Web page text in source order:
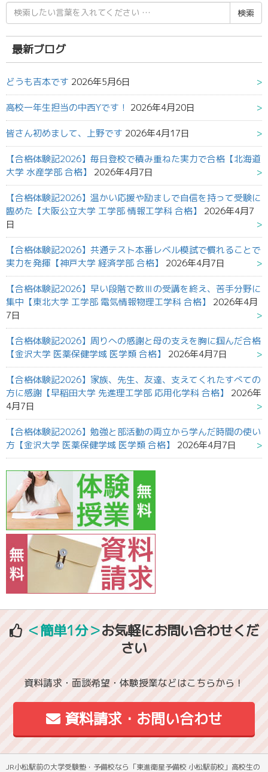
検
索
結
果:
最新ブログ
どうも吉本です 2026年5月6日
高校一年生担当の中西Yです！ 2026年4月20日
皆さん初めまして、上野です 2026年4月17日
【合格体験記2026】毎日登校で積み重ねた実力で合格【北海道
大学 水産学部 合格】
2026年4月7日
【合格体験記2026】温かい応援や励ましで自信を持って受験に
臨めた【大阪公立大学 工学部 情報工学科 合格】
2026年4月7
日
【合格体験記2026】共通テスト本番レベル模試で慣れることで
実力を発揮【神戸大学 経済学部 合格】
2026年4月7日
【合格体験記2026】早い段階で数Ⅲの受講を終え、苦手分野に
集中【東北大学 工学部 電気情報物理工学科 合格】
2026年4月
7日
【合格体験記2026】周りへの感謝と母の支えを胸に掴んだ合格
【金沢大学 医薬保健学域 医学類 合格】
2026年4月7日
【合格体験記2026】家族、先生、友達、支えてくれたすべての
方に感謝【早稲田大学 先進理工学部 応用化学科 合格】
2026年
4月7日
【合格体験記2026】勉強と部活動の両立から学んだ時間の使い
方【金沢大学 医薬保健学域 医学類 合格】
2026年4月7日
＜簡単1分＞お気軽にお問い合わせくだ
さい
資料請求・面談希望・体験授業などはこちらから！
資料請求・お問い合わせ
JR小松駅前の大学受験塾・予備校なら「東進衛星予備校 小松駅前校」高校生の